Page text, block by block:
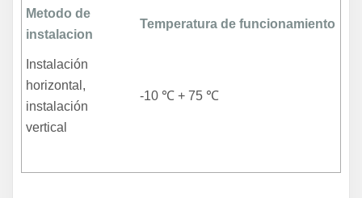
Metodo de
instalacion
Temperatura de funcionamiento
Instalación
horizontal,
instalación
vertical
-10 ℃ + 75 ℃